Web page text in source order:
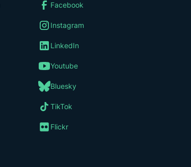
Facebook
Instagram
LinkedIn
Youtube
Bluesky
TikTok
Flickr